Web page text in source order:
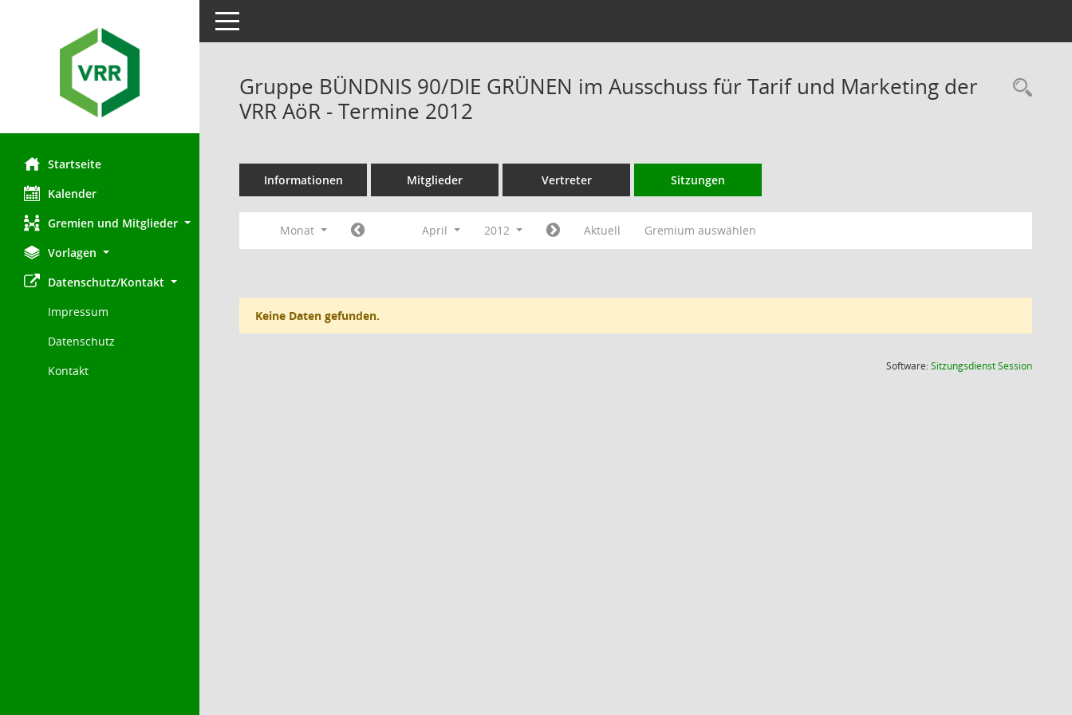
Startseite
Kalender
Gremien und Mitglieder
Vorlagen
Datenschutz/Kontakt
Impressum
Datenschutz
Kontakt
Toggle navigation
Gruppe BÜNDNIS 90/DIE GRÜNEN im Ausschuss für Tarif und Marketing der
VRR AöR - Termine 2012
Informationen Mitglieder Vertreter Sitzungen
Monat April 2012 Aktuell Gremium auswählen
Keine Daten gefunden.
Software:SitzungsdienstSession(Wird in